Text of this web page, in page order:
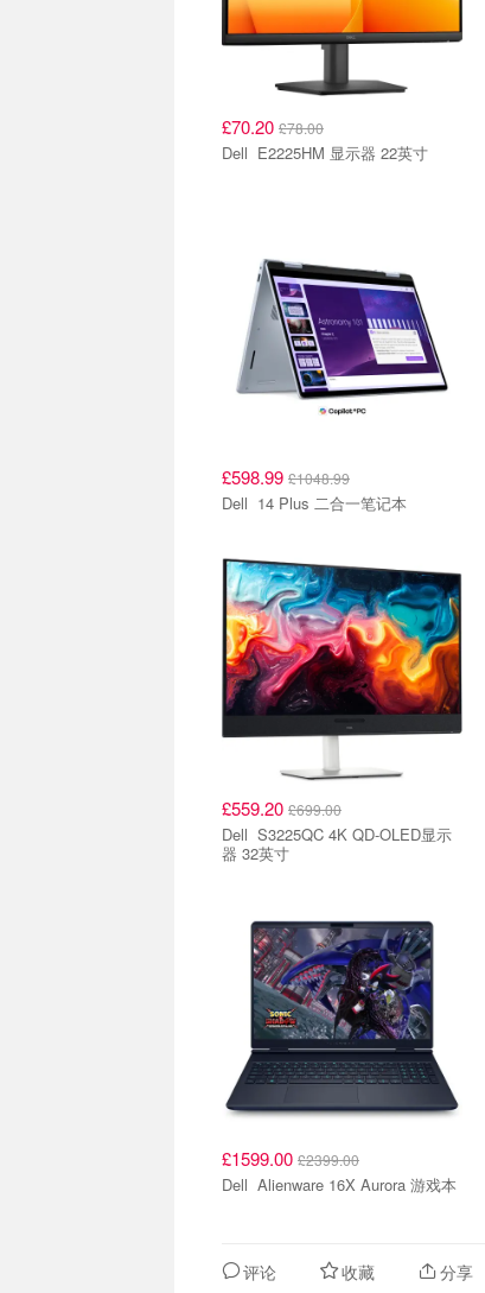
£70.20 £78.00
Dell E2225HM 显示器 22英寸
£598.99 £1048.99
Dell 14 Plus 二合一笔记本
£559.20 £699.00
Dell S3225QC 4K QD-OLED显示
器 32英寸
£1599.00 £2399.00
Dell Alienware 16X Aurora 游戏本
评论 收藏 分享